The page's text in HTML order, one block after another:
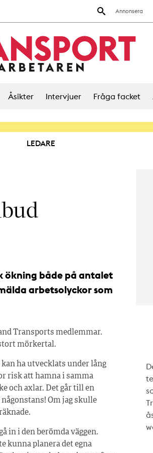
Annonsera
Åsikter Intervjuer Fråga facket
LEDARE
ökning både på antalet
arbetsolyckor som
Transports medlemmar.
mörkertal.
ha utvecklats under lång
risk att hamna i samma
och axlar. Det går till en
Om jag skulle
in i den berömda väggen.
kunna planera det egna